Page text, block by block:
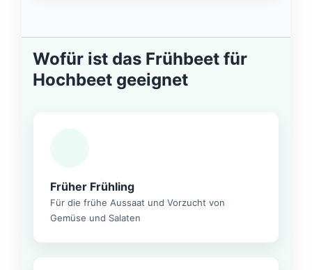
Wofür ist das Frühbeet für
Hochbeet geeignet
Früher Frühling
Für die frühe Aussaat und Vorzucht von
Gemüse und Salaten